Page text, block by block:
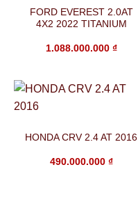
FORD EVEREST 2.0AT
4X2 2022 TITANIUM
1.088.000.000 ₫
HONDA CRV 2.4 AT 2016
490.000.000 ₫